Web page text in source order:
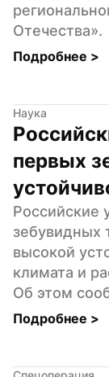
Отечества».
Подробнее >
Наука
первых
Российские
зебувидных
высокой
климата и
Об этом
Подробнее >